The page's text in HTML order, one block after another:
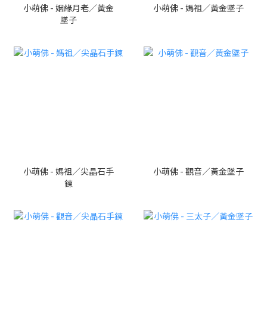
小萌佛 - 姻緣月老／黃金
墜子
小萌佛 - 媽祖／黃金墜子
小萌佛 - 媽祖／尖晶石手
鍊
小萌佛 - 觀音／黃金墜子